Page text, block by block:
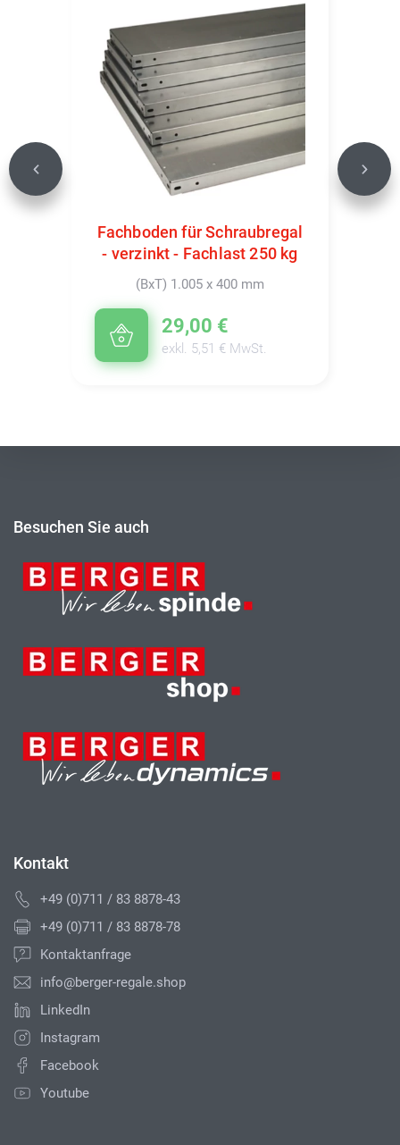
Fachboden für Schraubregal
- verzinkt - Fachlast 250 kg
(BxT) 1.005 x 400 mm
29,00 €
exkl. 5,51 € MwSt.
Previous Next
Besuchen Sie auch
Kontakt
+49 (0)711 / 83 8878-43
+49 (0)711 / 83 8878-78
Kontaktanfrage
info@berger-regale.shop
LinkedIn
Instagram
Facebook
Youtube